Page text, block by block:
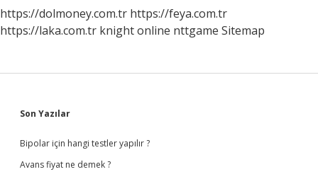
https://dolmoney.com.tr https://feya.com.tr
https://laka.com.tr knight online nttgame Sitemap
Sidebar
Son Yazılar
Bipolar için hangi testler yapılır ?
Avans fiyat ne demek ?